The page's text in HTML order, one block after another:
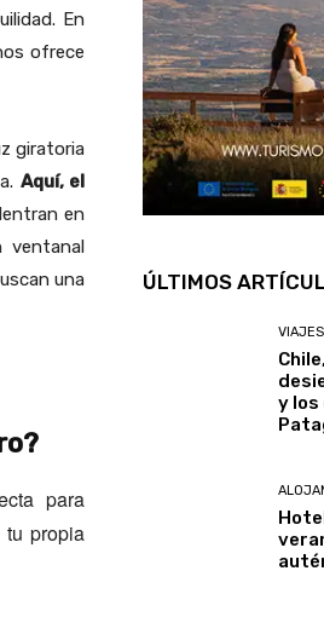
En
ofrece
giratoria
Aquí, el
en
ventanal
una
para
propia
ÚLTIMOS
VIAJES
y los